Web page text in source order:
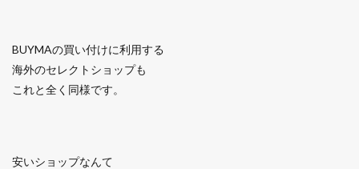
BUYMAの買い付けに利用する
海外のセレクトショップも
これと全く同様です。
安いショップなんて